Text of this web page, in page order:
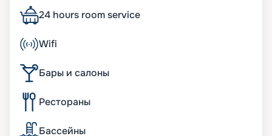
Iberotel Crown Emperor создан для того, чтобы
ваше путешествие
максимально ярким и незабываемым.
Размещение
На теплоходе находятся 117 кают с одноместным,
двухместным и трёхместным размещением. В
каждой каюте есть мини-бар и спутниковое
телевидение, чтобы отдых в номере был
24 hours room service
Wifi
Бары и салоны
Рестораны
Бассейны